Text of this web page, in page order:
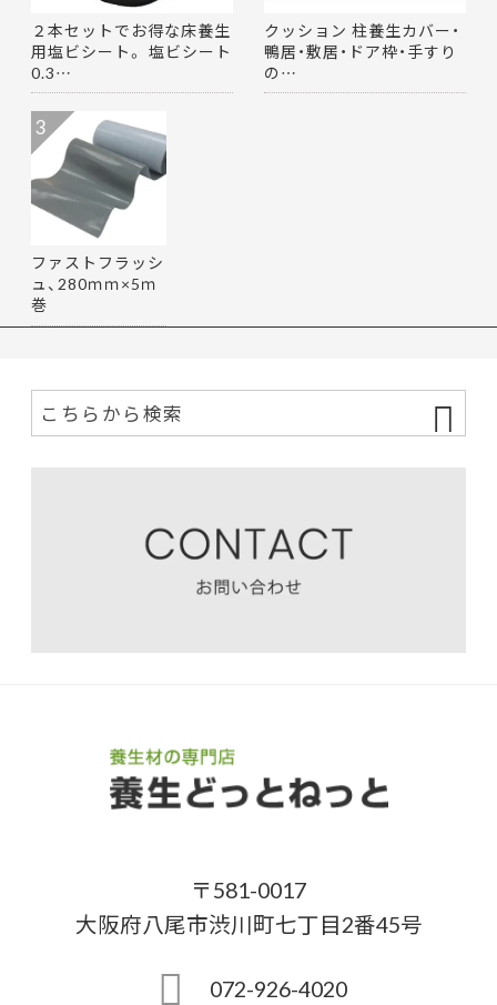
２本セットでお得な床養生
用塩ビシート。 塩ビシート
0.3…
クッション 柱養生カバー・
鴨居・敷居・ドア枠・手すり
の…
ファストフラッシ
ュ、280ｍｍ×5ｍ
巻
3
〒581-0017
大阪府八尾市渋川町七丁目2番45号
072-926-4020